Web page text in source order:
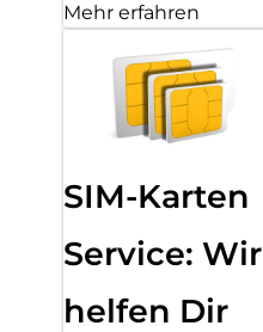
Mehr erfahren
SIM-Karten
Service: Wir
helfen Dir